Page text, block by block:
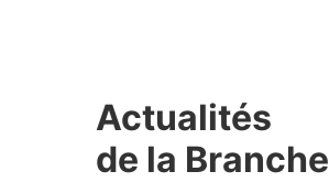
Actualités
de la Branche